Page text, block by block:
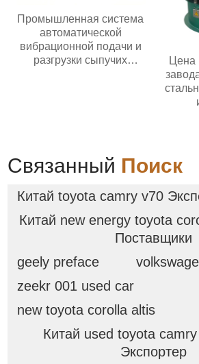
Промышленная система
автоматической
вибрационной подачи и
разгрузки сыпучих
Цена
Связанный Поиск
Китай toyota camry v70
Китай new energy toyota
Поставщики
geely preface
zeekr 001 used car
new toyota corolla altis
Китай used toyota
Экспортер